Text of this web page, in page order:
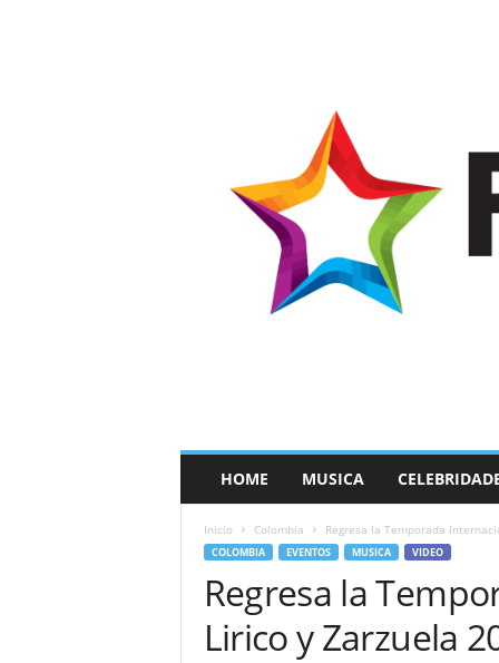
a
HOME MUSICA
Inicio Colombia Regresa la Temporada
COLOMBIA EVENTOS MUSICA VIDEO
Regresa la
Lirico y Zarzuela